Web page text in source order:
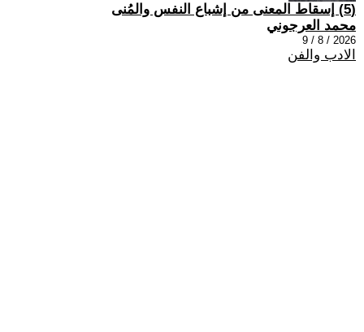
(5) إسقاط المعنى من إشباع النفس والمُنى
محمد العرجوني
2026 / 8 / 9
الادب والفن